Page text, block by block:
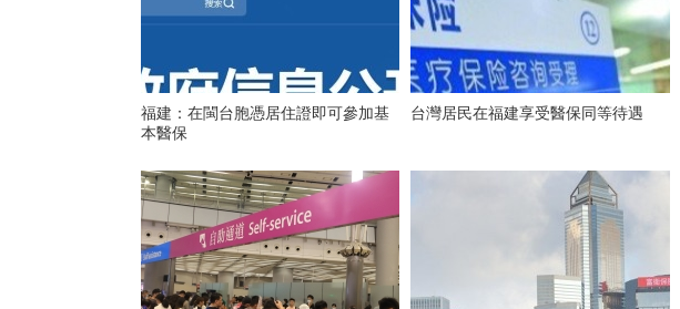
福建：在閩台胞憑居住證即可參加基
本醫保
台灣居民在福建享受醫保同等待遇